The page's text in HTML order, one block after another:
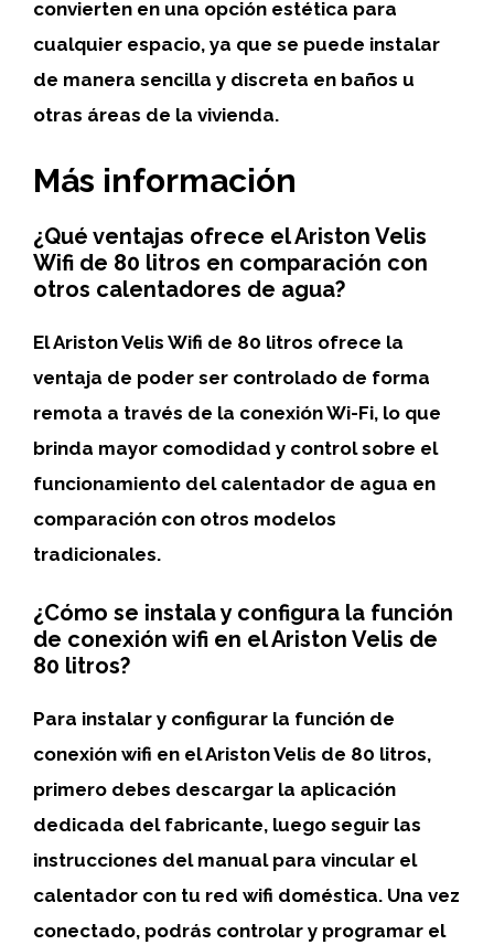
convierten en una opción estética para
cualquier espacio, ya que se puede instalar
de manera sencilla y discreta en baños u
otras áreas de la vivienda.
Más información
¿Qué ventajas ofrece el Ariston Velis
Wifi de 80 litros en comparación con
otros calentadores de agua?
ElAriston Velis Wifi de 80 litros ofrece la
ventaja de poder ser controlado de forma
remota a través de la conexiónWi-Fi, lo que
brinda mayor comodidad y control sobre el
funcionamiento del calentador de agua en
comparación con otros modelos
tradicionales.
¿Cómo se instala y configura la función
de conexión wifi en el Ariston Velis de
80 litros?
Para instalar y configurar la función de
conexión wifi en el Ariston Velis de 80 litros,
primero debes descargar la aplicación
dedicada del fabricante, luego seguir las
instrucciones del manual para vincular el
calentador con tu red wifi doméstica. Una vez
conectado, podrás controlar y programar el